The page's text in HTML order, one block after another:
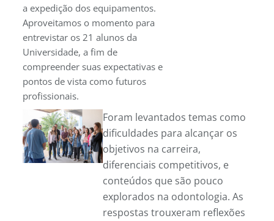
a expedição dos equipamentos.
Aproveitamos o momento para
entrevistar os 21 alunos da
Universidade, a fim de
compreender suas expectativas e
pontos de vista como futuros
profissionais.
Foram levantados temas como
dificuldades para alcançar os
objetivos na carreira,
diferenciais competitivos, e
conteúdos que são pouco
explorados na odontologia. As
respostas trouxeram reflexões